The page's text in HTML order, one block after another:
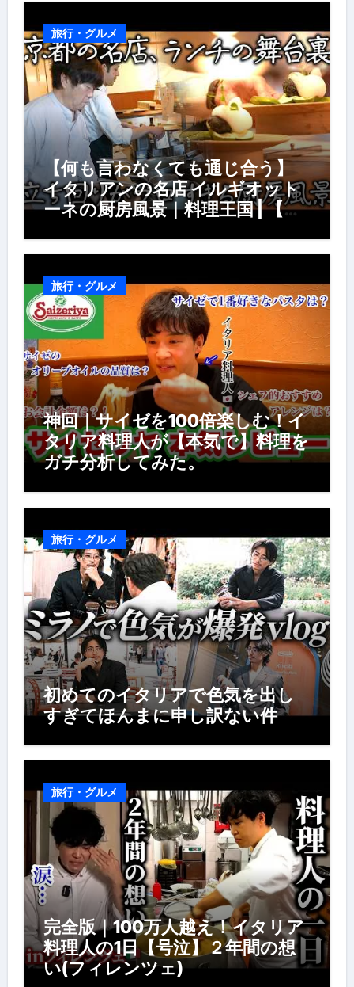
旅行・グルメ
【何も言わなくても通じ合う】
イタリアンの名店 イルギオット
ーネの厨房風景｜料理王国 | 【厨
風景】
旅行・グルメ
神回｜サイゼを100倍楽しむ！イ
タリア料理人が【本気で】料理を
ガチ分析してみた。
旅行・グルメ
初めてのイタリアで色気を出し
すぎてほんまに申し訳ない件
旅行・グルメ
完全版｜100万人越え！イタリア
料理人の1日【号泣】２年間の想
い(フィレンツェ)